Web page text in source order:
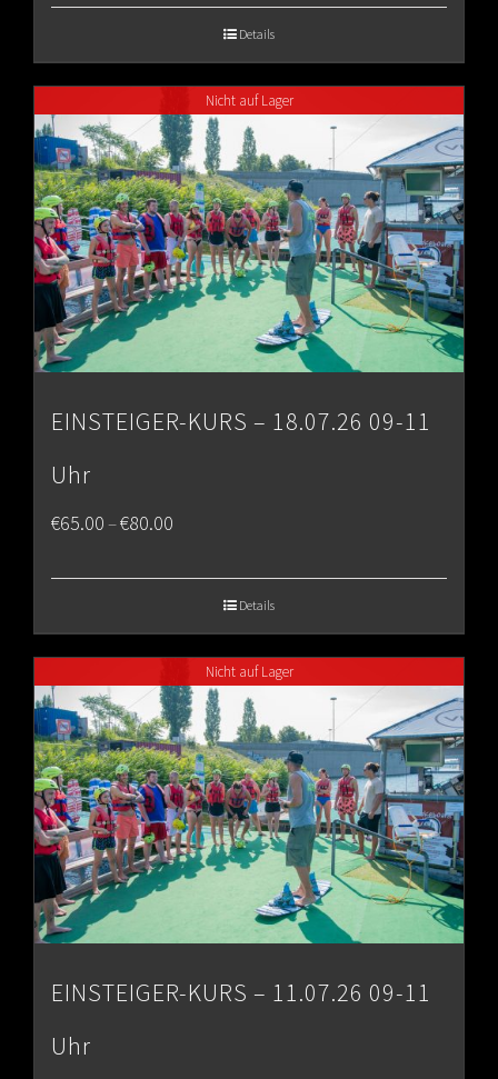
€80.00
Details
Nicht auf Lager
EINSTEIGER-KURS – 18.07.26 09-11
Uhr
€65.00–€80.00
€80.00
Details
Nicht auf Lager
EINSTEIGER-KURS – 11.07.26 09-11
Uhr